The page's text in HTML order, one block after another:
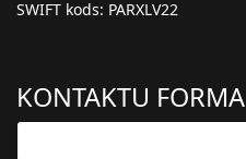
SWIFT kods: PARXLV22
KONTAKTU FORMA